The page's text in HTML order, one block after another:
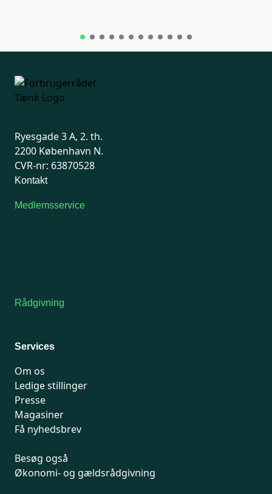
Ryesgade 3 A, 2. th.
2200 København N.
CVR-nr: 63870528
Kontakt
Medlemsservice
Rådgivning
Services
Om os
Ledige stillinger
Presse
Magasiner
Få nyhedsbrev
Besøg også
Økonomi- og gældsrådgivning